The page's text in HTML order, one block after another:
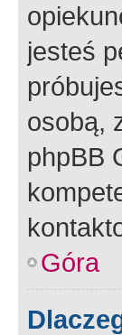
jesteś
osobą,
phpBB
Góra